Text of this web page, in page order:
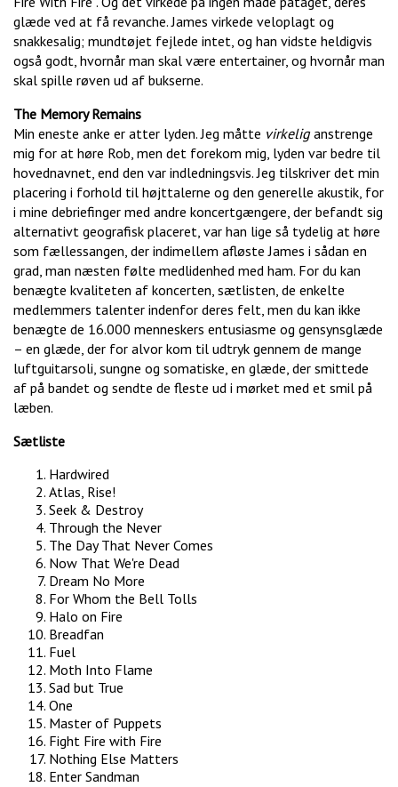
glæde ved at få revanche. James virkede veloplagt og
snakkesalig; mundtøjet fejlede intet, og han vidste heldigvis
også godt, hvornår man skal være entertainer, og hvornår man
skal spille røven ud af bukserne.
The Memory Remains
Min eneste anke er atter lyden. Jeg måtte virkeliganstrenge
mig for at høre Rob, men det forekom mig, lyden var bedre til
hovednavnet, end den var indledningsvis. Jeg tilskriver det min
placering i forhold til højttalerne og den generelle akustik, for
i mine debriefinger med andre koncertgængere, der befandt sig
alternativt geografisk placeret, var han lige så tydelig at høre
som fællessangen, der indimellem afløste James i sådan en
grad, man næsten følte medlidenhed med ham. For du kan
benægte kvaliteten af koncerten, sætlisten, de enkelte
medlemmers talenter indenfor deres felt, men du kan ikke
benægte de 16.000 menneskers entusiasme og gensynsglæde
– en glæde, der for alvor kom til udtryk gennem de mange
luftguitarsoli, sungne og somatiske, en glæde, der smittede
af på bandet og sendte de fleste ud i mørket med et smil på
læben.
Sætliste
Hardwired
Atlas, Rise!
Seek & Destroy
Through the Never
The Day That Never Comes
Now That We're Dead
Dream No More
For Whom the Bell Tolls
Halo on Fire
Breadfan
Fuel
Moth Into Flame
Sad but True
One
Master of Puppets
Fight Fire with Fire
Nothing Else Matters
Enter Sandman